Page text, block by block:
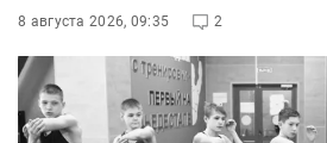
8 августа 2026, 09:35 2